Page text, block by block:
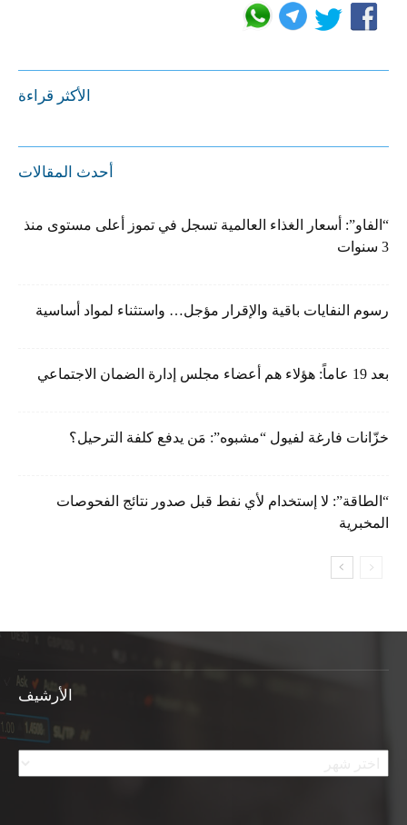
الأكثر قراءة
أحدث المقالات
“الفاو”: أسعار الغذاء العالمية تسجل في تموز أعلى مستوى منذ
3 سنوات
رسوم النفايات باقية والإقرار مؤجل… واستثناء لمواد أساسية
بعد 19 عاماً: هؤلاء هم أعضاء مجلس إدارة الضمان الاجتماعي
خزّانات فارغة لفيول “مشبوه”: مَن يدفع كلفة الترحيل؟
“الطاقة”: لا إستخدام لأي نفط قبل صدور نتائج الفحوصات
المخبرية
الأرشيف
الأرشيف